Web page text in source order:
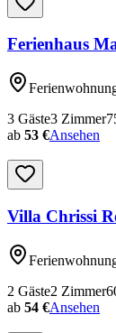
Ferienhaus
3 Gäste3 Zimmer
ab 53 €Ansehen
Villa Chrissi
2 Gäste2 Zimmer
ab 54 €Ansehen